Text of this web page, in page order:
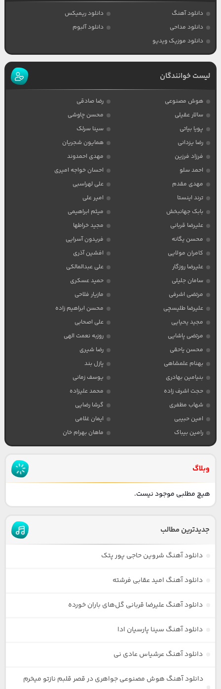
دانلود آهنگ
دانلود ریمیکس
دانلود مداحی
دانلود آلبوم
دانلود موزیک ویدیو
لیست خوانندگان
هوش مصنوعی
رضا صادقی
سالار عقیلی
محسن چاوشی
پویا بیاتی
سینا سرلک
رضا یزدانی
همایون شجریان
فرزاد فرزین
مهدی احمدوند
احمد سلو
احسان خواجه امیری
مهدی مقدم
علی لهراسبی
ترند اینستا
امیر علی
بابک جهانبخش
میثم ابراهیمی
علیرضا قربانی
مجید خراطها
محسن یگانه
فریدون آسرایی
کامران مولایی
افشین آذری
علیرضا روزگار
علی عبدالمالکی
سامان جلیلی
حمید عسکری
مرتضی اشرفی
مازیار فلاحی
علیرضا طلیسچی
محسن ابراهیم زاده
مجید یحیایی
علی اصحابی
مرتضی پاشایی
روزبه نعمت الهی
محسن یاحقی
رضا شیری
بهنام علمشاهی
پازل بند
بنیامین بهادری
یوسف زمانی
حجت اشرف زاده
محمد علیزاده
شهاب مظفری
گرشا رضایی
امین حبیبی
ایمان غلامی
رامین بیباک
ماهان بهرام خان
وبلاگ
هیچ مطلبی موجود نیست.
جدیدترین مطالب
دانلود آهنگ شروین حاجی پور پتک
دانلود آهنگ امید عقابی فرشته
دانلود آهنگ علیرضا قربانی گل‌های باران خورده
دانلود آهنگ سینا پارسیان ادا
دانلود آهنگ عرشیاس عادی نی
دانلود آهنگ هوش مصنوعی جواهری در قصر قلبم نازتو میخرم